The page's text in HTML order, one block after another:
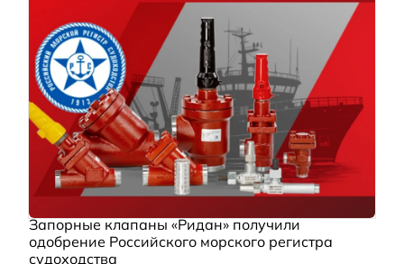
Запорные клапаны «Ридан» получили
одобрение Российского морского регистра
судоходства